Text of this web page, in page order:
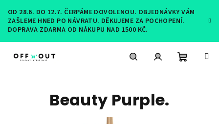
obsah
OD 28.6. DO 12.7. ČERPÁME DOVOLENOU. OBJEDNÁVKY VÁM
ZAŠLEME HNED PO NÁVRATU. DĚKUJEME ZA POCHOPENÍ.
DOPRAVA ZDARMA OD NÁKUPU NAD 1500 KČ.
Beauty Purple.